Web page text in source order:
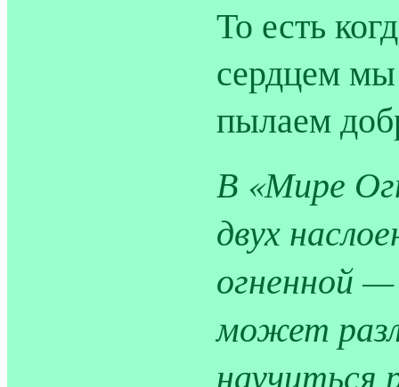
То есть
сердцем
пылаем
В «Мире
двух
огненной
может
научиться